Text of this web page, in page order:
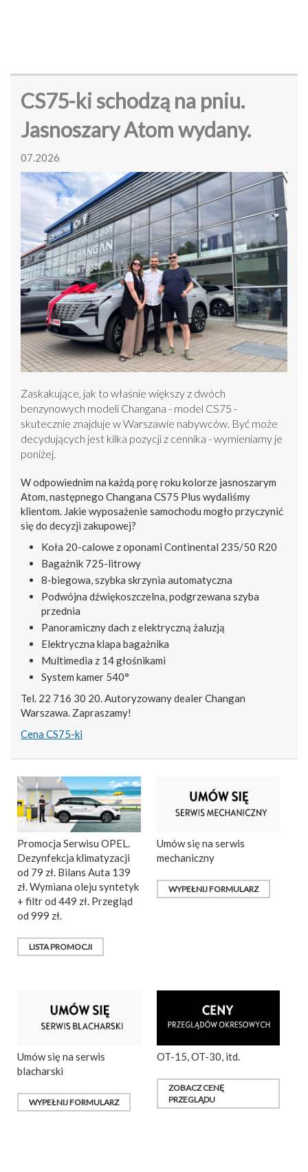
CS75-ki schodzą na pniu.
Jasnoszary Atom wydany.
07.2026
Zaskakujące, jak to właśnie większy z dwóch
benzynowych modeli Changana - model CS75 -
skutecznie znajduje w Warszawie nabywców. Być może
decydujących jest kilka pozycji z cennika - wymieniamy je
poniżej.
W odpowiednim na każdą porę roku kolorze jasnoszarym
Atom, następnego Changana CS75 Plus wydaliśmy
klientom. Jakie wyposażenie samochodu mogło przyczynić
się do decyzji zakupowej?
Koła 20-calowe z oponami Continental 235/50 R20
Bagażnik 725-litrowy
8-biegowa, szybka skrzynia automatyczna
Podwójna dźwiękoszczelna, podgrzewana szyba
przednia
Panoramiczny dach z elektryczną żaluzją
Elektryczna klapa bagażnika
Multimedia z 14 głośnikami
System kamer 540°
Tel. 22 716 30 20. Autoryzowany dealer Changan
Warszawa. Zapraszamy!
Cena CS75-ki
Promocja Serwisu OPEL.
Dezynfekcja klimatyzacji
od 79 zł. Bilans Auta 139
zł. Wymiana oleju syntetyk
+ filtr od 449 zł. Przegląd
od 999 zł.
LISTA PROMOCJI
Umów się na serwis
mechaniczny
WYPEŁNIJ FORMULARZ
Umów się na serwis
blacharski
WYPEŁNIJ FORMULARZ
OT-15, OT-30, itd.
ZOBACZ CENĘ
PRZEGLĄDU